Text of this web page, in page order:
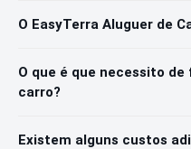
O EasyTerra Aluguer de
O que é que necessito de
carro?
Existem alguns custos